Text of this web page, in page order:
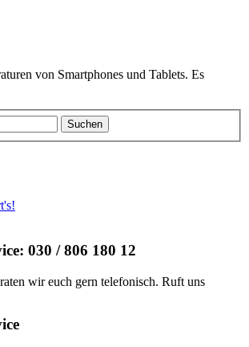
von Smartphones und Tablets. Es
030 / 806 180 12
wir euch gern telefonisch. Ruft uns